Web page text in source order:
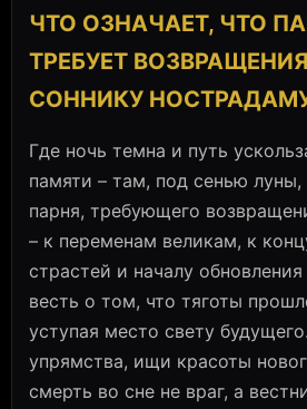
ЧТО ОЗНАЧАЕТ, ЧТО
ТРЕБУЕТ
СОННИКУ
Где ночь темна и путь
памяти – там, под сенью луны,
парня, требующего
– к переменам великам, к
страстей и началу
весть о том, что тяготы
уступая место свету
упрямства, ищи красоты
смерть во сне не враг, а